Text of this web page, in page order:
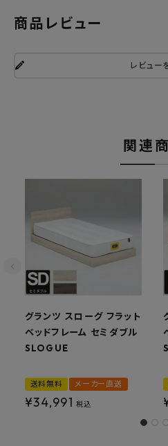
商品レビュー
レビュー
関連
グランツ スローグ フラット
ベッドフレーム セミダブル
SLOGUE
送料無料 メーカー直送
¥34,991 税込